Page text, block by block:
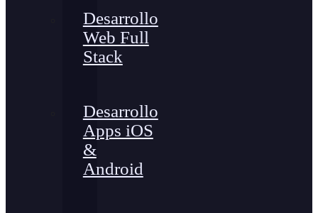
Desarrollo
Web Full
Stack
Desarrollo
Apps iOS
&
Android